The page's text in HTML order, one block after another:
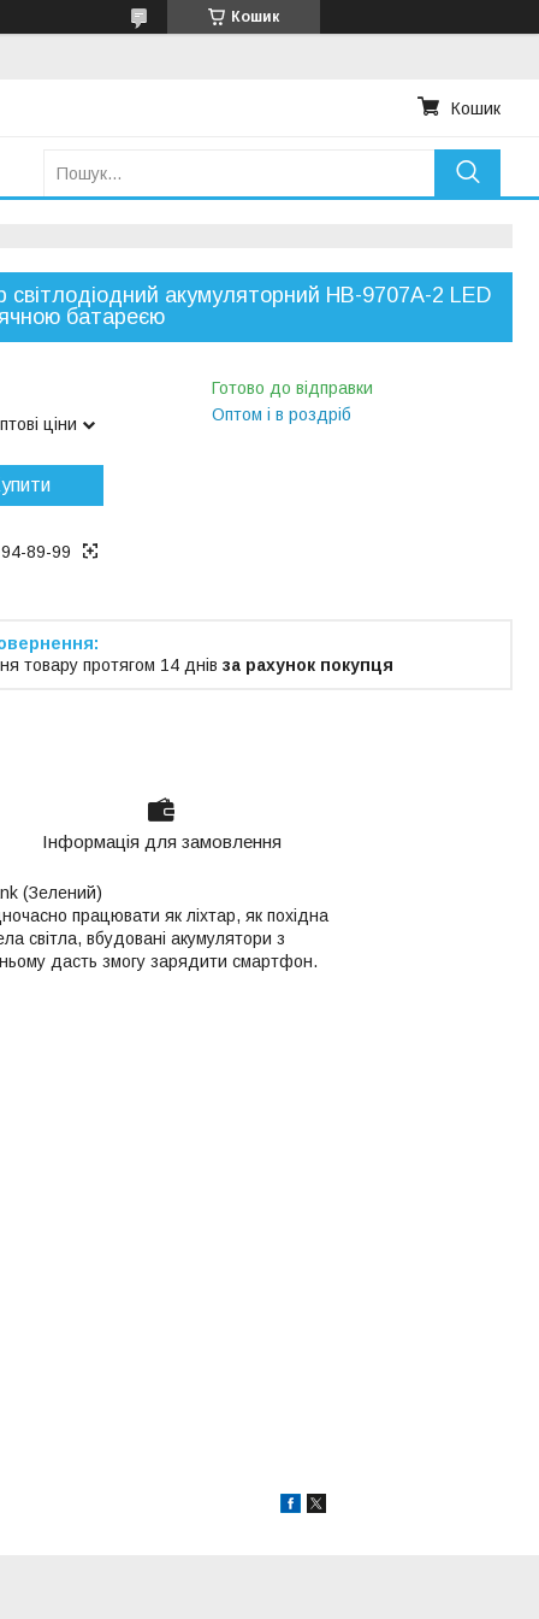
Кошик
Кошик
світлодіодний акумуляторний HB-9707А-2 LED
батареєю
ціни
Готово до відправки
Оптом і в роздріб
89-99
товару протягом 14 днів за рахунок покупця
Інформація для замовлення
(Зелений)
працювати як ліхтар, як похідна
світла, вбудовані акумулятори з
дасть змогу зарядити смартфон.